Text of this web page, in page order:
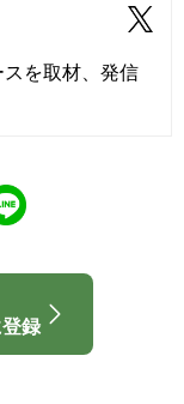
を取材、発信
録